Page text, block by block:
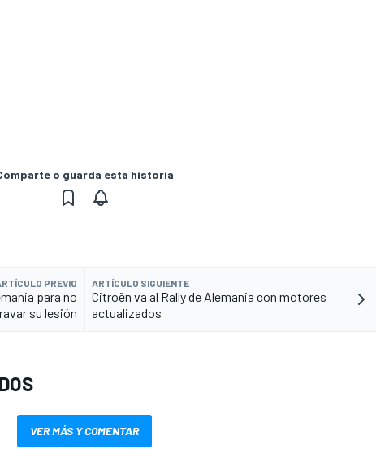
o guarda esta historia
PREVIO
para no
su lesión
ARTÍCULO SIGUIENTE
Citroën va al Rally de Alemania con motores
actualizados
VER MÁS Y COMENTAR